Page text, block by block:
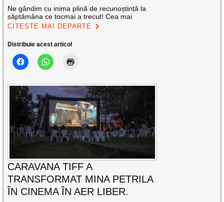
Ne gândim cu inima plină de recunoștință la
săptămâna ce tocmai a trecut! Cea mai
CITEȘTE MAI DEPARTE
Distribuie acest articol
CARAVANA TIFF A
TRANSFORMAT MINA PETRILA
ÎN CINEMA ÎN AER LIBER.